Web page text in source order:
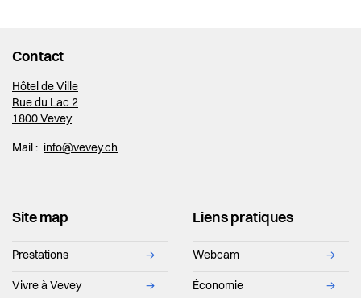
Contact
Hôtel de Ville
Rue du Lac 2
1800 Vevey
Mail : info@vevey.ch
Site map
Prestations →
Vivre à Vevey →
Liens pratiques
Webcam →
Économie →